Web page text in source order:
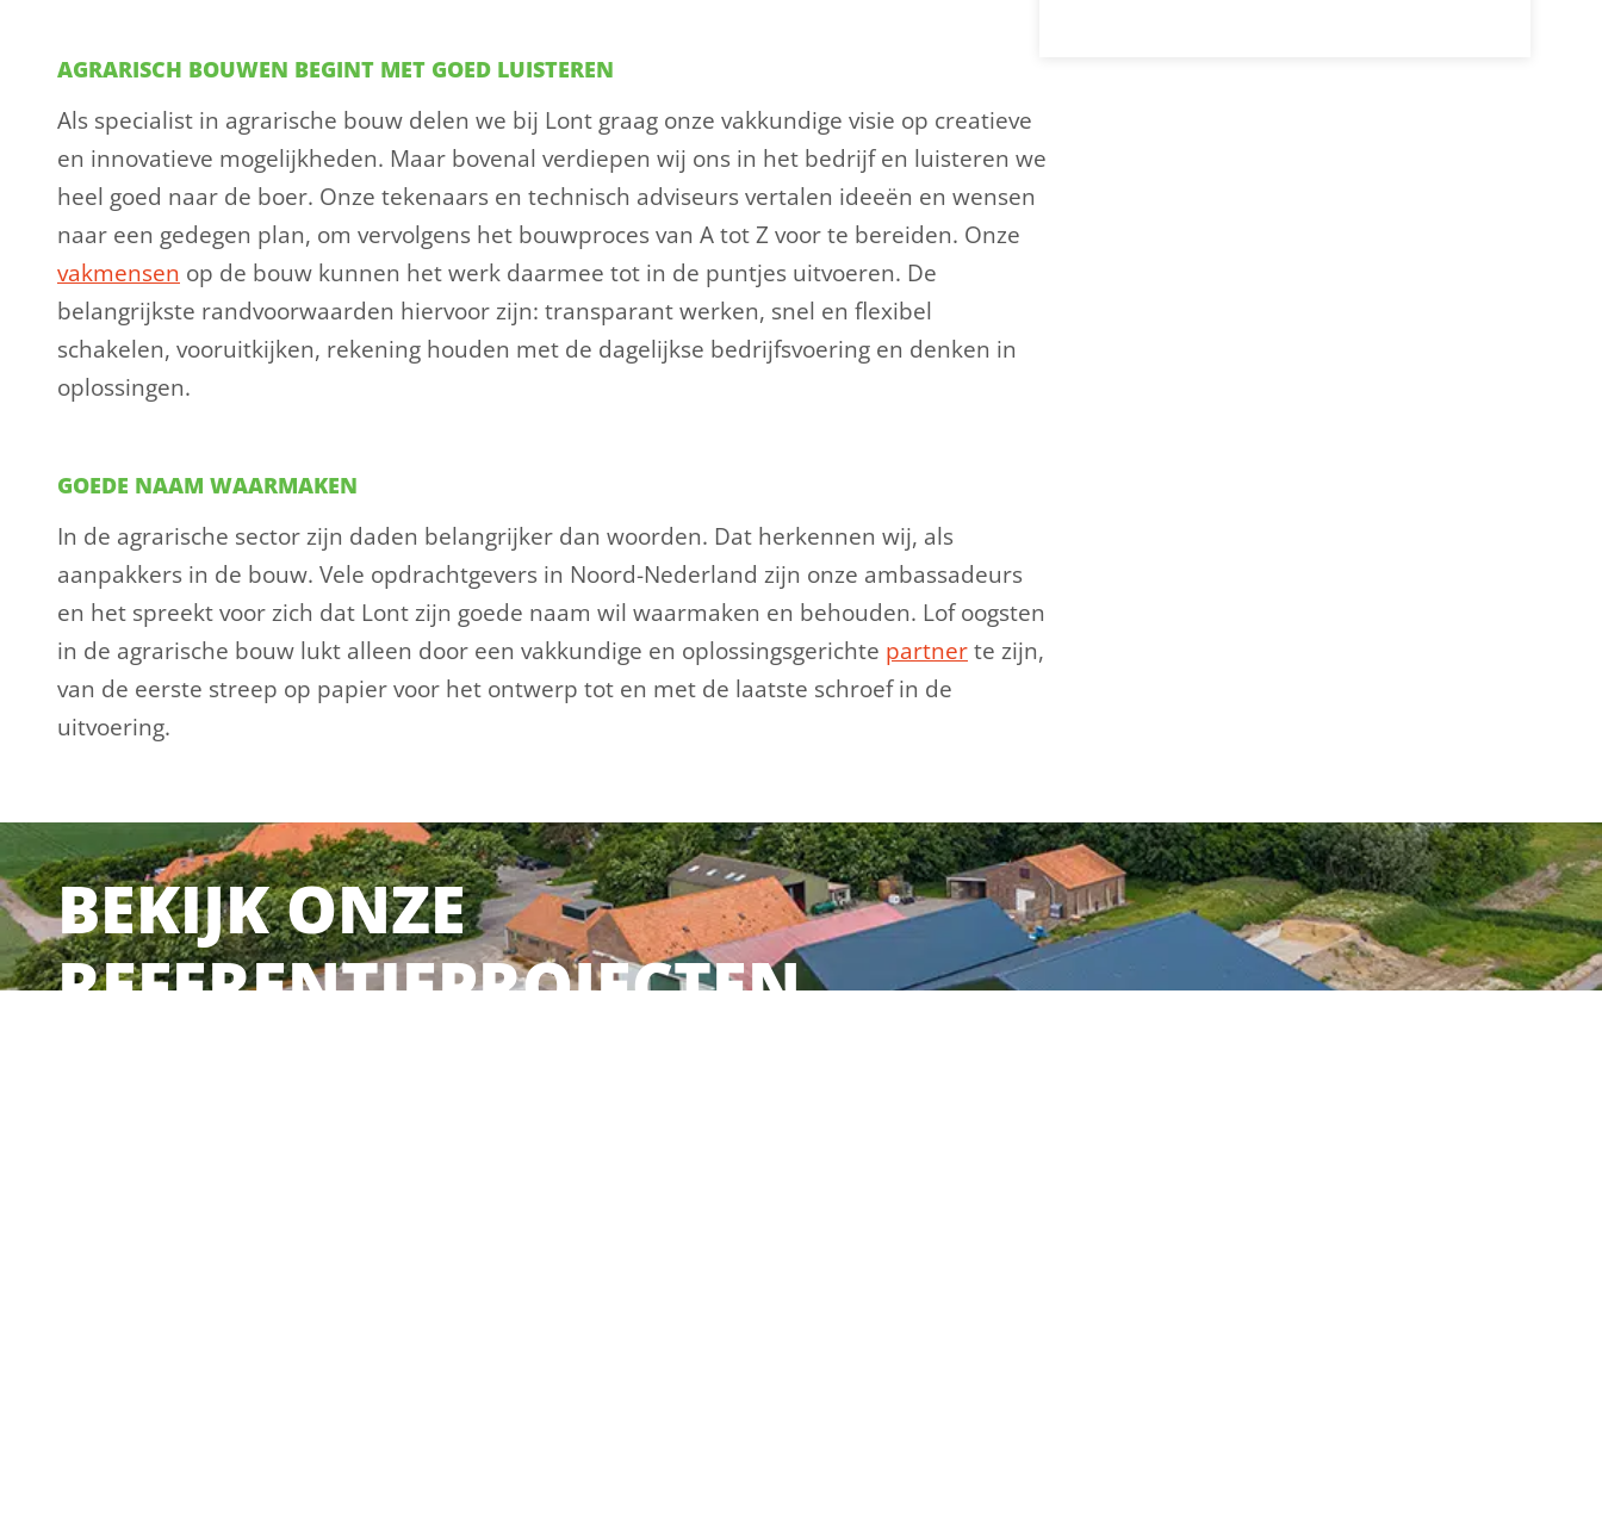
AGRARISCH BOUWEN BEGINT MET GOED LUISTEREN
Als specialist in agrarische bouw delen we bij Lont graag onze vakkundige visie op creatieve
en innovatieve mogelijkheden. Maar bovenal verdiepen wij ons in het bedrijf en luisteren we
heel goed naar de boer. Onze tekenaars en technisch adviseurs vertalen ideeën en wensen
naar een gedegen plan, om vervolgens het bouwproces van A tot Z voor te bereiden. Onze
vakmensen op de bouw kunnen het werk daarmee tot in de puntjes uitvoeren. De
belangrijkste randvoorwaarden hiervoor zijn: transparant werken, snel en flexibel
schakelen, vooruitkijken, rekening houden met de dagelijkse bedrijfsvoering en denken in
oplossingen.
GOEDE NAAM WAARMAKEN
In de agrarische sector zijn daden belangrijker dan woorden. Dat herkennen wij, als
aanpakkers in de bouw. Vele opdrachtgevers in Noord-Nederland zijn onze ambassadeurs
en het spreekt voor zich dat Lont zijn goede naam wil waarmaken en behouden. Lof oogsten
in de agrarische bouw lukt alleen door een vakkundige en oplossingsgerichte partnerte zijn,
van de eerste streep op papier voor het ontwerp tot en met de laatste schroef in de
uitvoering.
BEKIJK ONZE
REFERENTIEPROJECTEN